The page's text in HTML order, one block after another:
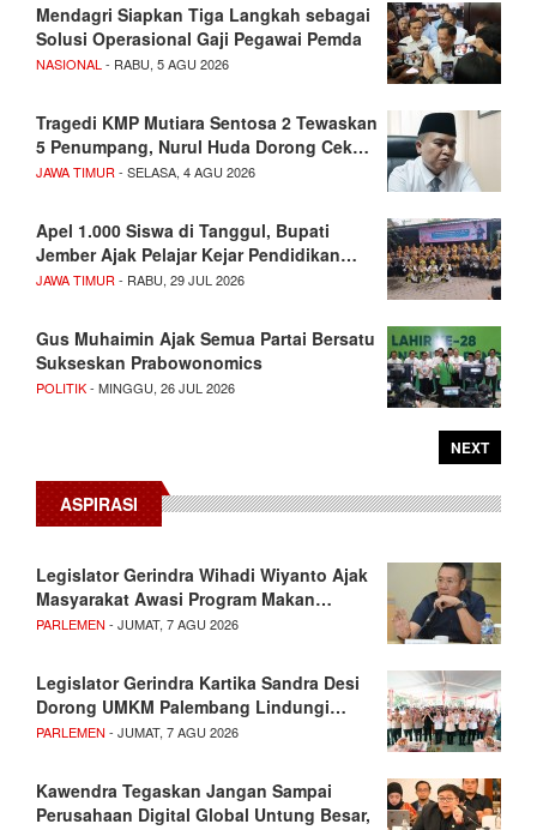
Mendagri Siapkan Tiga Langkah sebagai
Solusi Operasional Gaji Pegawai Pemda
NASIONAL - RABU, 5 AGU 2026
Tragedi KMP Mutiara Sentosa 2 Tewaskan
5 Penumpang, Nurul Huda Dorong Cek…
JAWA TIMUR - SELASA, 4 AGU 2026
Apel 1.000 Siswa di Tanggul, Bupati
Jember Ajak Pelajar Kejar Pendidikan…
JAWA TIMUR - RABU, 29 JUL 2026
Gus Muhaimin Ajak Semua Partai Bersatu
Sukseskan Prabowonomics
POLITIK- MINGGU, 26 JUL 2026
NEXT
ASPIRASI
Legislator Gerindra Wihadi Wiyanto Ajak
Masyarakat Awasi Program Makan…
PARLEMEN - JUMAT, 7 AGU 2026
Legislator Gerindra Kartika Sandra Desi
Dorong UMKM Palembang Lindungi…
PARLEMEN - JUMAT, 7 AGU 2026
Kawendra Tegaskan Jangan Sampai
Perusahaan Digital Global Untung Besar,